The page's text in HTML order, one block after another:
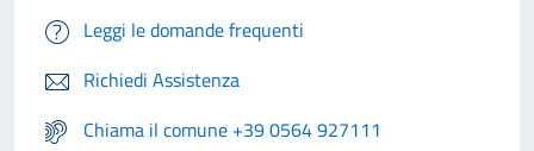
Leggi le domande frequenti
Richiedi Assistenza
Chiama il comune +39 0564 927111